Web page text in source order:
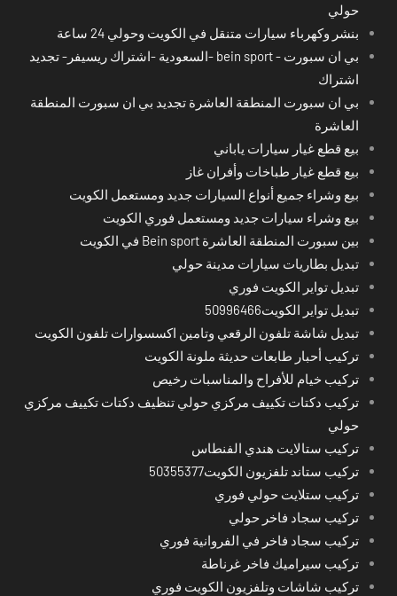
حولي
بنشر وكهرباء سيارات متنقل في الكويت وحولي 24 ساعة
بي ان سبورت - bein sport -السعودية -اشتراك ريسيفر- تجديد
اشتراك
بي ان سبورت المنطقة العاشرة تجديد بي ان سبورت المنطقة
العاشرة
بيع قطع غيار سيارات ياباني
بيع قطع غيار طباخات وأفران غاز
بيع وشراء جميع أنواع السيارات جديد ومستعمل الكويت
بيع وشراء سيارات جديد ومستعمل فوري الكويت
بين سبورت المنطقة العاشرة Bein sport في الكويت
تبديل بطاريات سيارات مدينة حولي
تبديل تواير الكويت فوري
تبديل تواير الكويت50996466
تبديل شاشة تلفون الرقعي وتامين اكسسوارات تلفون الكويت
تركيب أحبار طابعات حديثة ملونة الكويت
تركيب خيام للأفراح والمناسبات رخيص
تركيب دكتات تكييف مركزي حولي تنظيف دكتات تكييف مركزي
حولي
تركيب ستالايت هندي الفنطاس
تركيب ستاند تلفزيون الكويت50355377
تركيب ستلايت حولي فوري
تركيب سجاد فاخر حولي
تركيب سجاد فاخر في الفروانية فوري
تركيب سيراميك فاخر غرناطة
تركيب شاشات وتلفزيون الكويت فوري